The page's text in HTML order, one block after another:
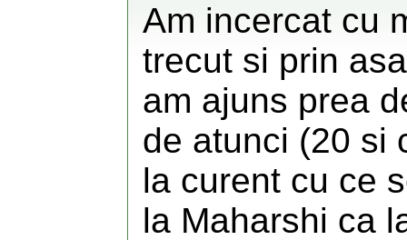
Am incercat cu
trecut si prin
am ajuns prea
de atunci (20 si
la curent cu ce
la Maharshi ca